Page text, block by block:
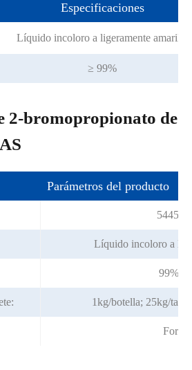
Especificaciones
Líquido incoloro a ligeramente amarillo
≥ 99%
2-bromopropionato de
Parámetros del producto
5445-
Líquido incoloro a
99%
1kg/botella; 25kg/